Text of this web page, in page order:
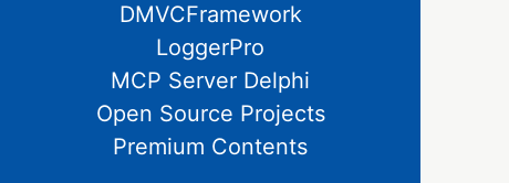
DMVCFramework
LoggerPro
MCP Server Delphi
Open Source Projects
Premium Contents